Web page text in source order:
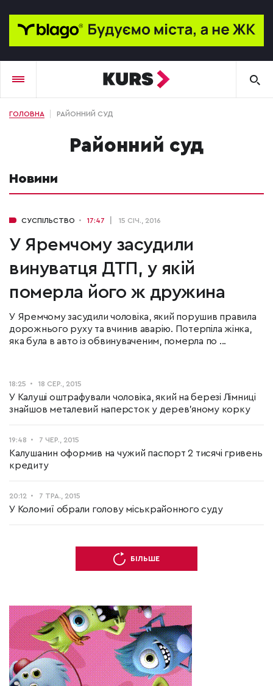
ГОЛОВНА РАЙОННИЙ СУД
районний суд
Новини
СУСПІЛЬСТВО 17:47 15 СІЧ., 2016
У Яремчому засудили
винуватця ДТП, у якій
померла його ж дружина
У Яремчому засудили чоловіка, який порушив правила
дорожнього руху та вчинив аварію. Потерпіла жінка,
яка була в авто із обвинуваченим, померла по ...
18:25 18 СЕР., 2015
У Калуші оштрафували чоловіка, який на березі Лімниці
знайшов металевий наперсток у дерев'яному корку
19:48 7 ЧЕР., 2015
Калушанин оформив на чужий паспорт 2 тисячі гривень
кредиту
20:12 7 ТРА., 2015
У Коломиї обрали голову міськрайонного суду
БІЛЬШЕ